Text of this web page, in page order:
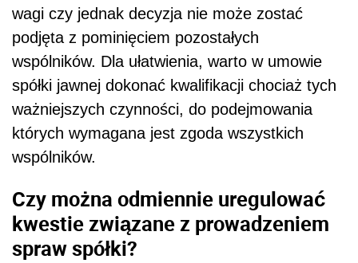
wagi czy jednak decyzja nie może zostać
podjęta z pominięciem pozostałych
wspólników. Dla ułatwienia, warto w umowie
spółki jawnej dokonać kwalifikacji chociaż tych
ważniejszych czynności, do podejmowania
których wymagana jest zgoda wszystkich
wspólników.
Czy można odmiennie uregulować
kwestie związane z prowadzeniem
spraw spółki?